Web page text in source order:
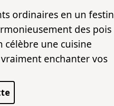
ordinaires en un festin
des pois
célèbre une cuisine
enchanter vos